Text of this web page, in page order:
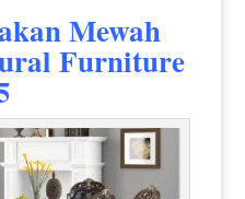
Mewah
Furniture